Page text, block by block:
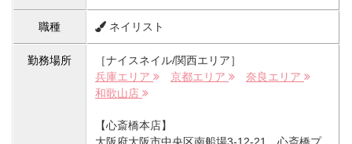
職種 ネイリスト
勤務場所
［ナイスネイル/関西エリア］
兵庫エリア
京都エリア
奈良エリア
和歌山店
【心斎橋本店】